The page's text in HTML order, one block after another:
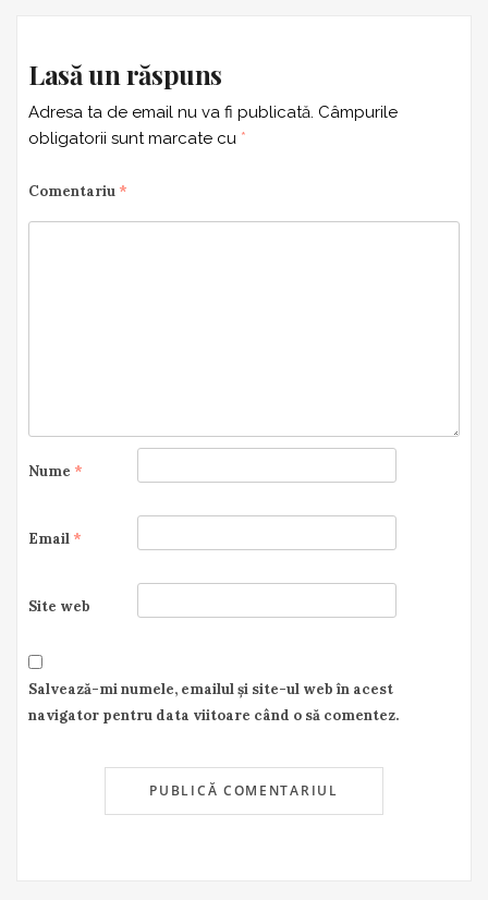
Lasă un răspuns
Adresa ta de email nu va fi publicată. Câmpurile
obligatorii sunt marcate cu *
Comentariu *
Nume *
Email *
Site web
Salvează-mi numele, emailul și site-ul web în acest
navigator pentru data viitoare când o să comentez.